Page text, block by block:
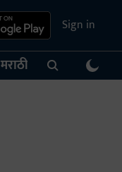
Sign in
मराठी